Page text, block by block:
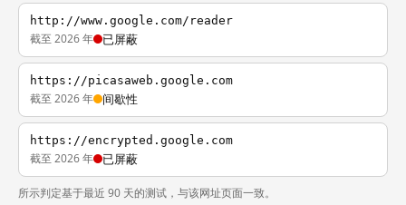
http://www.google.com/reader
截至 2026 年 已屏蔽
https://picasaweb.google.com
截至 2026 年 间歇性
https://encrypted.google.com
截至 2026 年 已屏蔽
所示判定基于最近 90 天的测试，与该网址页面一致。